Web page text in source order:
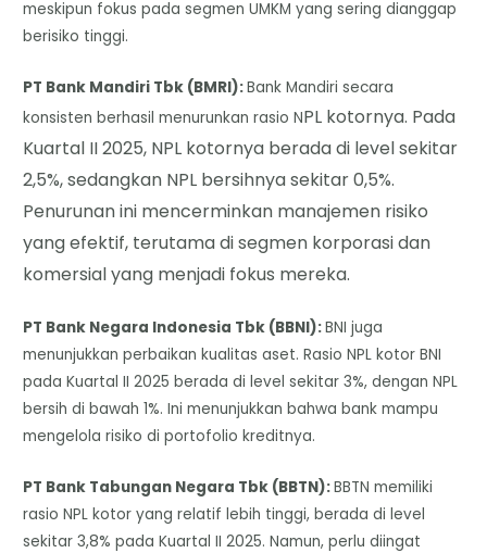
meskipun fokus pada segmen UMKM yang sering dianggap
berisiko tinggi.
​PT Bank Mandiri Tbk (BMRI):Bank Mandiri secara
konsisten berhasil menurunkan rasio NPL kotornya. Pada
Kuartal II 2025, NPL kotornya berada di level sekitar
2,5%, sedangkan NPL bersihnya sekitar 0,5%.
Penurunan ini mencerminkan manajemen risiko
yang efektif, terutama di segmen korporasi dan
komersial yang menjadi fokus mereka.
​PT Bank Negara Indonesia Tbk (BBNI):BNI juga
menunjukkan perbaikan kualitas aset. Rasio NPL kotor BNI
pada Kuartal II 2025 berada di level sekitar 3%, dengan NPL
bersih di bawah 1%. Ini menunjukkan bahwa bank mampu
mengelola risiko di portofolio kreditnya.
​PT Bank Tabungan Negara Tbk (BBTN):BBTN memiliki
rasio NPL kotor yang relatif lebih tinggi, berada di level
sekitar 3,8% pada Kuartal II 2025. Namun, perlu diingat